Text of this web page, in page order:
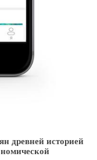
древней историей